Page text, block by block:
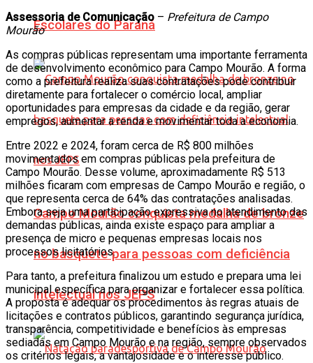
Escolares do Paraná
Campo Mourão conquista medalha de bronze
no basquete para pessoas com deficiência
intelectual nos JEPS
Assessoria de Comunicação – Prefeitura de Campo
Mourão
As compras públicas representam uma importante ferramenta
de desenvolvimento econômico para Campo Mourão. A forma
como a prefeitura realiza suas contratações pode contribuir
diretamente para fortalecer o comércio local, ampliar
oportunidades para empresas da cidade e da região, gerar
empregos, aumentar a renda e movimentar toda a economia.
Entre 2022 e 2024, foram cerca de R$ 800 milhões
movimentados em compras públicas pela prefeitura de
Campo Mourão. Desse volume, aproximadamente R$ 513
milhões ficaram com empresas de Campo Mourão e região, o
que representa cerca de 64% das contratações analisadas.
Embora seja uma participação expressiva no atendimento das
demandas públicas, ainda existe espaço para ampliar a
presença de micro e pequenas empresas locais nos
processos licitatórios.
Para tanto, a prefeitura finalizou um estudo e prepara uma lei
municipal específica para organizar e fortalecer essa política.
A proposta é adequar os procedimentos às regras atuais de
licitações e contratos públicos, garantindo segurança jurídica,
transparência, competitividade e benefícios às empresas
sediadas em Campo Mourão e na região, sempre observados
os critérios legais, a vantajosidade e o interesse público.